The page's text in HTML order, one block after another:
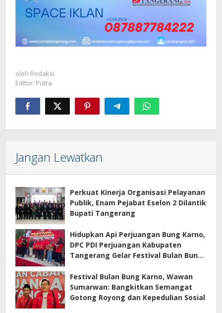
oleh Redaksi
Editor: Putra
Jangan Lewatkan
Perkuat Kinerja Organisasi Pelayanan
Publik, Enam Pejabat Eselon 2 Dilantik
Bupati Tangerang
Hidupkan Api Perjuangan Bung Karno,
DPC PDI Perjuangan Kabupaten
Tangerang Gelar Festival Bulan Bung
Festival Bulan Bung Karno, Wawan
Sumarwan: Bangkitkan Semangat
Gotong Royong dan Kepedulian Sosial